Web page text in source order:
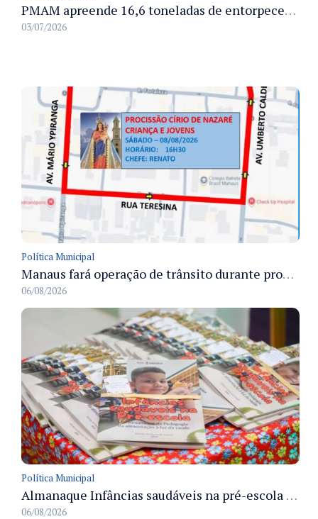
PMAM apreende 16,6 toneladas de entorpecentes e registra aumento nas prisões em flagrante e nas capturas de foragidos no primeiro semestre de 2026
03/07/2026
Política Municipal
Manaus fará operação de trânsito durante procissão do Círio das Crianças e Jovens para preservar a fluidez viária
06/08/2026
Política Municipal
Almanaque Infâncias saudáveis na pré-escola é lançado pela Semed para apoiar hábitos alimentares na rede municipal
06/08/2026